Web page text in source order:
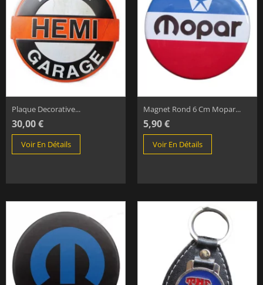
Plaque Decorative...
30,00 €
Voir En Détails
Magnet Rond 6 Cm Mopar...
5,90 €
Voir En Détails